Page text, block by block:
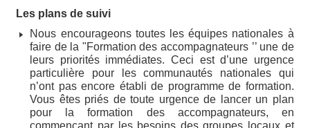
Les plans de suivi
Nous encourageons toutes les équipes nationales à
faire de la "Formation des accompagnateurs ’’ une de
leurs priorités immédiates. Ceci est d’une urgence
particulière pour les communautés nationales qui
n’ont pas encore établi de programme de formation.
Vous êtes priés de toute urgence de lancer un plan
pour la formation des accompagnateurs, en
commençant par les besoins des groupes locaux et